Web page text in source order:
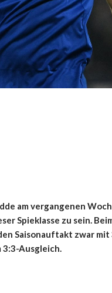
am vergangenen
Spieklasse zu sein.
Saisonauftakt zwar
Ausgleich.